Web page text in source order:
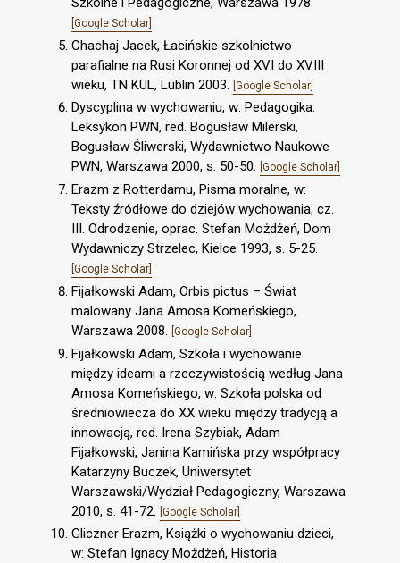
[Google Scholar]
Chachaj Jacek, Łacińskie szkolnictwo
parafialne na Rusi Koronnej od XVI do XVIII
wieku, TN KUL, Lublin 2003.
[Google Scholar]
Dyscyplina w wychowaniu, w: Pedagogika.
Leksykon PWN, red. Bogusław Milerski,
Bogusław Śliwerski, Wydawnictwo Naukowe
PWN, Warszawa 2000, s. 50-50. [Google Scholar]
Erazm z Rotterdamu, Pisma moralne, w:
Teksty źródłowe do dziejów wychowania, cz.
III. Odrodzenie, oprac. Stefan Możdżeń, Dom
Wydawniczy Strzelec, Kielce 1993, s. 5-25.
[Google Scholar]
Fijałkowski Adam, Orbis pictus – Świat
malowany Jana Amosa Komeńskiego,
Warszawa 2008. [Google Scholar]
Fijałkowski Adam, Szkoła i wychowanie
między ideami a rzeczywistością według Jana
Amosa Komeńskiego, w: Szkoła polska od
średniowiecza do XX wieku między tradycją a
innowacją, red. Irena Szybiak, Adam
Fijałkowski, Janina Kamińska przy współpracy
Katarzyny Buczek, Uniwersytet
Warszawski/Wydział Pedagogiczny, Warszawa
2010, s. 41-72.
[Google Scholar]
Gliczner Erazm, Książki o wychowaniu dzieci,
w: Stefan Ignacy Możdżeń, Historia